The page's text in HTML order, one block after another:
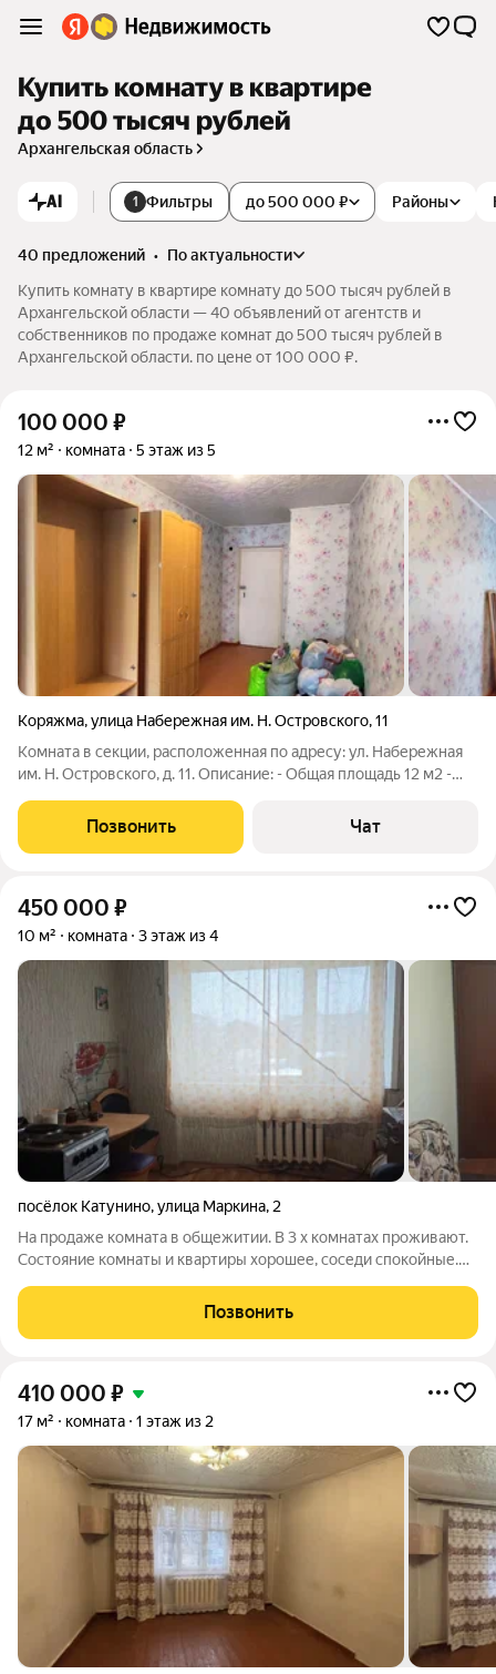
Купить комнату в квартире
до 500 тысяч рублей
Архангельская область
AI 1 Фильтры до 500 000 ₽ Районы
40 предложений •
по актуальности
Купить комнату в квартире комнату до 500 тысяч рублей в
Архангельской области — 40 объявлений от агентств и
собственников по продаже комнат до 500 тысяч рублей в
Архангельской области. по цене от 100 000 ₽.
100 000 ₽
12 м² комната 5 этаж из 5
Коряжма,улица Набережная им. Н. Островского,11
Комната в секции, расположенная по адресу: ул. Набережная
им. Н. Островского, д. 11. Описание: - Общая площадь 12 м2 -
№10 - Досуговые центры - парки отдыха - магазины Звоните!
Записывайтесь
Позвонить Чат
450 000 ₽
10 м² комната 3 этаж из 4
посёлок Катунино,улица Маркина, 2
На продаже комната в общежитии. В 3 х комнатах проживают.
Состояние комнаты и квартиры хорошее, соседи спокойные.
Позвонить
410 000 ₽
17 м² комната 1 этаж из 2